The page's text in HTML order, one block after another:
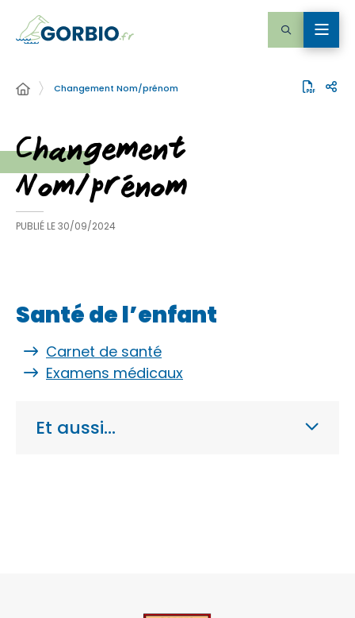
Changement Nom/prénom
Changement
Nom/prénom
PUBLIÉ LE30/09/2024
Santé de l’enfant
Carnet de santé
Examens médicaux
Et aussi…